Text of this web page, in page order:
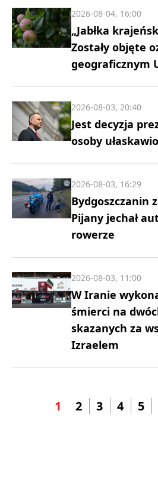
„Jabłka
Zostały objęte
geograficznym
2026-08-04, 16:00
Jest decyzja
osoby
2026-08-03, 20:40
Bydgoszczanin
Pijany jechał
rowerze
2026-08-03, 16:29
W Iranie
śmierci na
skazanych za
Izraelem
2026-08-03, 11:00
1 2 3 4 5